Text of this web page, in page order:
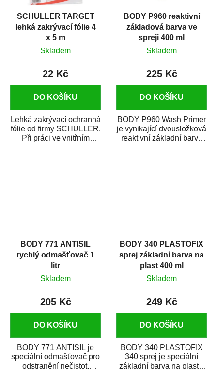
SCHULLER TARGET
lehká zakrývací fólie 4
x 5 m
Skladem
22 Kč
DO KOŠÍKU
Lehká zakrývací ochranná
fólie od firmy SCHULLER.
Při práci ve vnitřním
BODY P960 reaktivní
základová barva ve
spreji 400 ml
Skladem
225 Kč
DO KOŠÍKU
BODY P960 Wash Primer
je vynikající dvousložková
reaktivní základní barva
BODY 771 ANTISIL
rychlý odmašťovač 1
litr
Skladem
205 Kč
DO KOŠÍKU
BODY 771 ANTISIL je
speciální odmašťovač pro
odstranění nečistot,
BODY 340 PLASTOFIX
sprej základní barva na
plast 400 ml
Skladem
249 Kč
DO KOŠÍKU
BODY 340 PLASTOFIX
340 sprej je speciální
základní barva na plasty,